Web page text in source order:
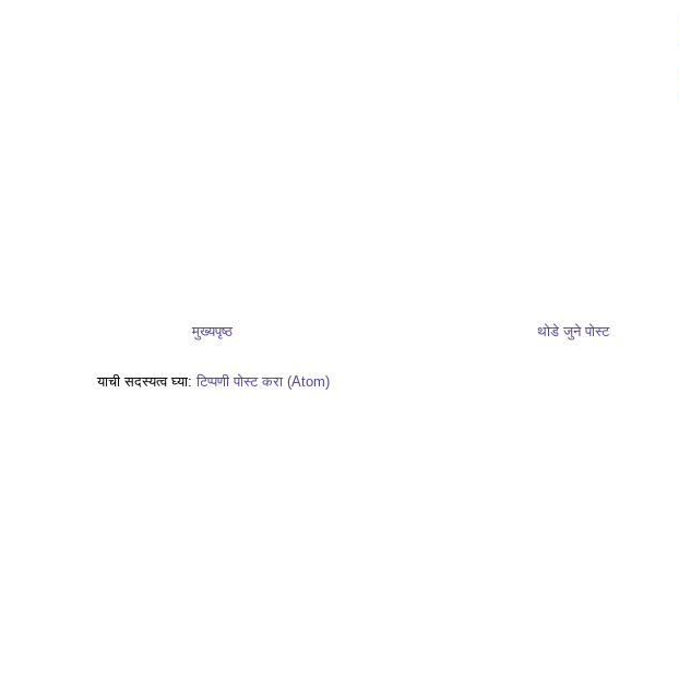
थोडे जुने पोस्ट
मुख्यपृष्ठ
याची सदस्यत्व घ्या: टिप्पणी पोस्ट करा (Atom)